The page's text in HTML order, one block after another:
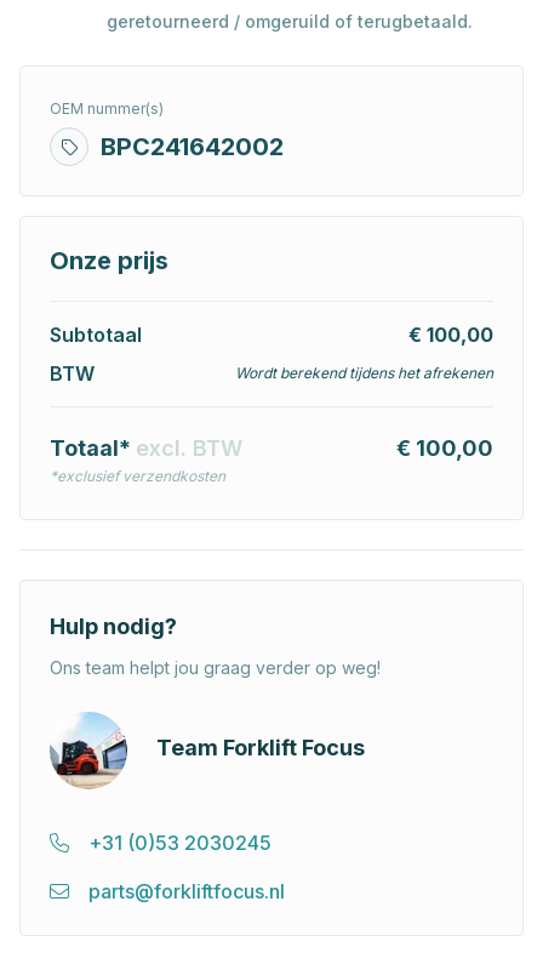
geretourneerd / omgeruild of terugbetaald.
OEM nummer(s)
BPC241642002
Onze prijs
Subtotaal
€ 100,00
BTW
Wordt berekend tijdens het afrekenen
Totaal* excl. BTW
*exclusief verzendkosten
€ 100,00
Hulp nodig?
Ons team helpt jou graag verder op weg!
Team Forklift Focus
+31 (0)53 2030245
parts@forkliftfocus.nl